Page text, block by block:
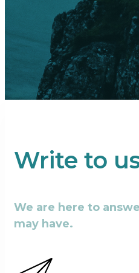
Write to
We are here to
may have.